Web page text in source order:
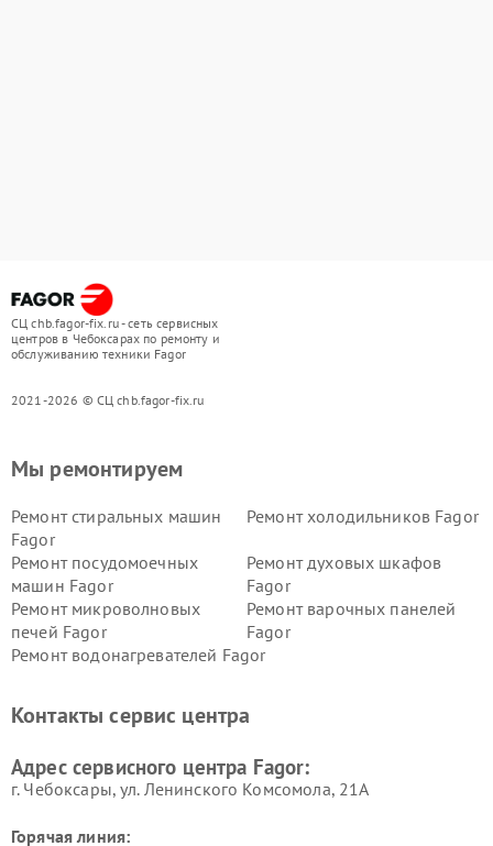
СЦ chb.fagor-fix.ru - сеть сервисных
центров в Чебоксарах по ремонту и
обслуживанию техники Fagor
2021-2026 © СЦ chb.fagor-fix.ru
Мы ремонтируем
Ремонт стиральных машин
Fagor
Ремонт холодильников Fagor
Ремонт посудомоечных
машин Fagor
Ремонт духовых шкафов
Fagor
Ремонт микроволновых
печей Fagor
Ремонт варочных панелей
Fagor
Ремонт водонагревателей Fagor
Контакты сервис центра
Адрес сервисного центра Fagor:
г. Чебоксары, ул. Ленинского Комсомола, 21А
Горячая линия: